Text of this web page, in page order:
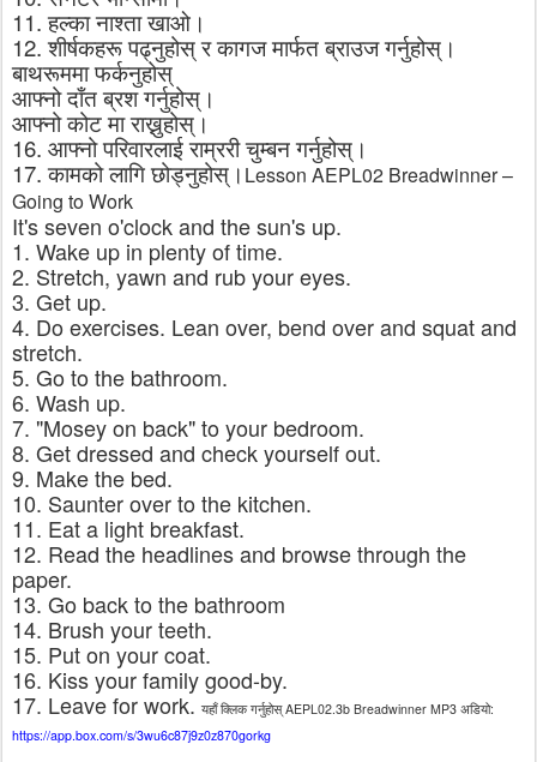
11.हल्कानाश्ताखाओ।
12.शीर्षकहरूपढ्नुहोस्रकागजमार्फतब्राउजगर्नुहोस्।
बाथरूममाफर्कनुहोस्
आफ्नोदाँतब्रशगर्नुहोस्।
आफ्नोकोटमाराख्नुहोस्।
16. आफ्नोपरिवारलाईराम्ररीचुम्बनगर्नुहोस्।
17.कामकोलागिछोड्नुहोस्। Lesson AEPL02 Breadwinner –
Going to Work
It's seven o'clock and the sun's up.
1. Wake up in plenty of time.
2. Stretch, yawn and rub your eyes.
3. Get up.
4. Do exercises. Lean over, bend over and squat and
stretch.
5. Go to the bathroom.
6. Wash up.
7. "Mosey on back" to your bedroom.
8. Get dressed and check yourself out.
9. Make the bed.
10. Saunter over to the kitchen.
11. Eat a light breakfast.
12. Read the headlines and browse through the
paper.
13. Go back to the bathroom
14. Brush your teeth.
15. Put on your coat.
16. Kiss your family good-by.
17. Leave for work. यहाँ क्लिक गर्नुहोस्AEPL02.3b Breadwinner MP3 अडियो:
https://app.box.com/s/3wu6c87j9z0z870gorkg